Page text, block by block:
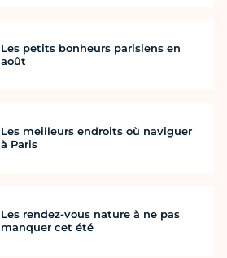
Les petits bonheurs parisiens en
août
Les meilleurs endroits où naviguer
à Paris
Les rendez-vous nature à ne pas
manquer cet été